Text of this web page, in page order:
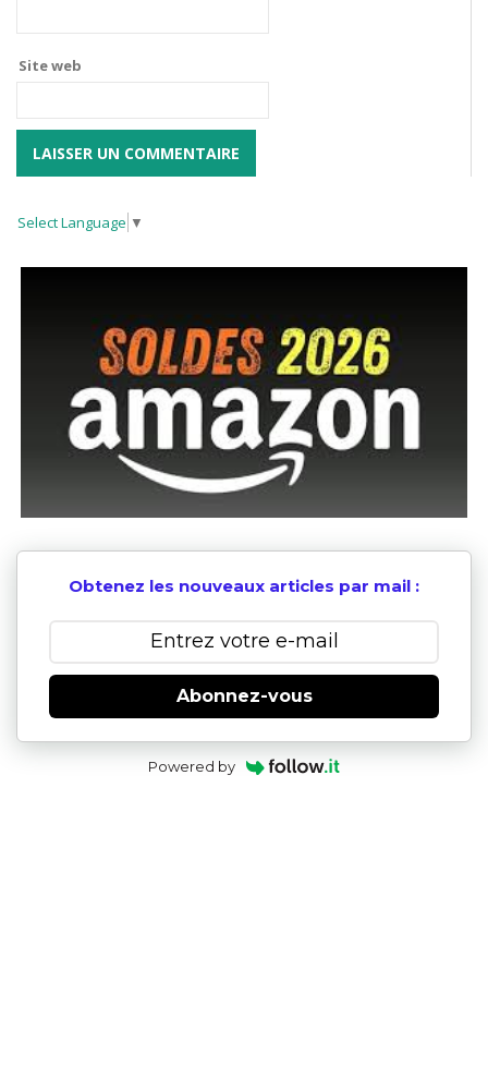
Site web
Select Language ▼
Obtenez les nouveaux articles par mail :
Abonnez-vous
Powered by